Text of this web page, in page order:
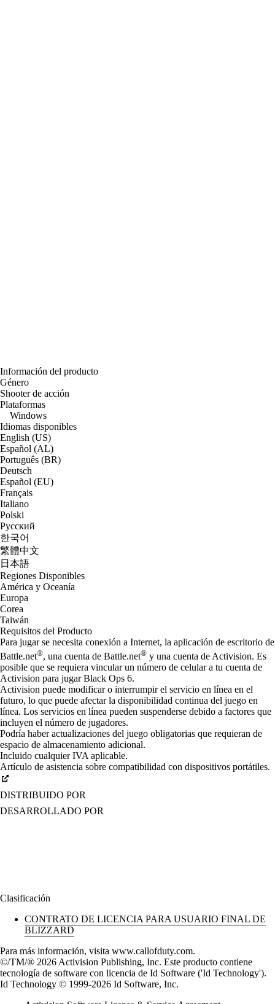
Información del producto
Género
Shooter de acción
Plataformas
Windows
Idiomas disponibles
English (US)
Español (AL)
Português (BR)
Deutsch
Español (EU)
Français
Italiano
Polski
Русский
한국어
繁體中文
日本語
Regiones Disponibles
América y Oceanía
Europa
Corea
Taiwán
Requisitos del Producto
Para jugar se necesita conexión a Internet, la aplicación de escritorio de
Battle.net®, una cuenta de Battle.net® y una cuenta de Activision. Es
posible que se requiera vincular un número de celular a tu cuenta de
Activision para jugar Black Ops 6.
Activision puede modificar o interrumpir el servicio en línea en el
futuro, lo que puede afectar la disponibilidad continua del juego en
línea. Los servicios en línea pueden suspenderse debido a factores que
incluyen el número de jugadores.
Podría haber actualizaciones del juego obligatorias que requieran de
espacio de almacenamiento adicional.
Incluido cualquier IVA aplicable.
Artículo de asistencia sobre compatibilidad con dispositivos portátiles.
DISTRIBUIDO POR
DESARROLLADO POR
Clasificación
CONTRATO DE LICENCIA PARA USUARIO FINAL DE
BLIZZARD
Para más información, visita www.callofduty.com.
©/TM/® 2026 Activision Publishing, Inc. Este producto contiene
tecnología de software con licencia de Id Software ('Id Technology').
Id Technology © 1999-2026 Id Software, Inc.